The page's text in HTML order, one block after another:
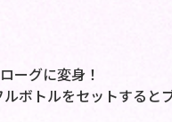
ーグに変身！
ボトルをセットすると